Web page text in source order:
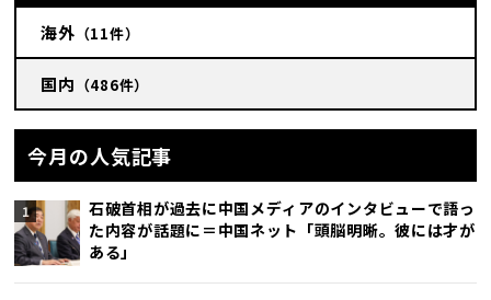
海外 （11件）
国内 （486件）
今月の人気記事
石破首相が過去に中国メディアのインタビューで語っ
た内容が話題に＝中国ネット「頭脳明晰。彼には才が
ある」